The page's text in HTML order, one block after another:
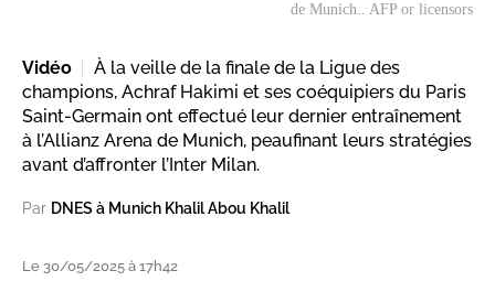
de Munich.. AFP or licensors
Vidéo
À la veille de la finale de la Ligue des
champions, Achraf Hakimi et ses coéquipiers du Paris
Saint-Germain ont effectué leur dernier entraînement
à l’Allianz Arena de Munich, peaufinant leurs stratégies
avant d’affronter l’Inter Milan.
Par DNES à Munich Khalil Abou Khalil
Le 30/05/2025 à 17h42